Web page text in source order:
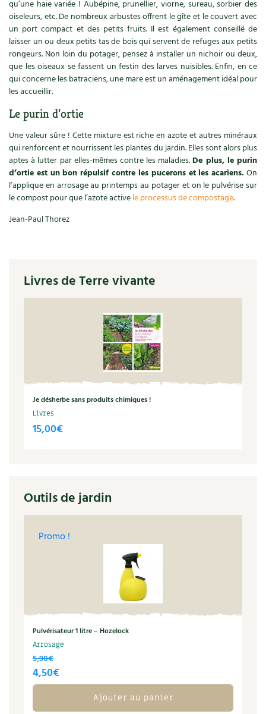
qu’une haie variée ! Aubépine, prunellier, viorne, sureau, sorbier des
oiseleurs, etc. De nombreux arbustes offrent le gîte et le couvert avec
un port compact et des petits fruits. Il est également conseillé de
laisser un ou deux petits tas de bois qui servent de refuges aux petits
rongeurs. Non loin du potager, pensez à installer un nichoir ou deux,
que les oiseaux se fassent un festin des larves nuisibles. Enfin, en ce
qui concerne les batraciens, une mare est un aménagement idéal pour
les accueillir.
Le purin d’ortie
Une valeur sûre ! Cette mixture est riche en azote et autres minéraux
qui renforcent et nourrissent les plantes du jardin. Elles sont alors plus
aptes à lutter par elles-mêmes contre les maladies. De plus, le purin
d’ortie est un bon répulsif contre les pucerons et les acariens. On
l’applique en arrosage au printemps au potager et on le pulvérise sur
le compost pour que l’azote activele processus de compostage.
Jean-Paul Thorez
Livres de Terre vivante
Je désherbe sans produits chimiques !
Livres
15,00€
Outils de jardin
Promo !
Pulvérisateur 1 litre – Hozelock
Arrosage
5,90€
Le
prix
initial
4,50€Le
prix
Ajouter au panier